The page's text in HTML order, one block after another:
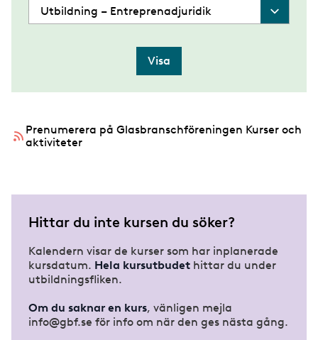
Prenumerera på Glasbranschföreningen Kurser och
aktiviteter
Hittar du inte kursen du söker?
Kalendern visar de kurser som har inplanerade
kursdatum. Hela kursutbudet hittar du under
utbildningsfliken.
Om du saknar en kurs, vänligen mejla
info@gbf.se för info om när den ges nästa gång.